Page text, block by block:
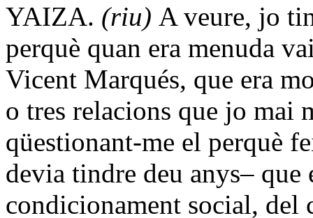
YAIZA. (riu) A veure, jo
perquè quan era menuda
Vicent Marqués, que era
o tres relacions que jo mai
qüestionant-me el perquè
devia tindre deu anys– que
condicionament social, del